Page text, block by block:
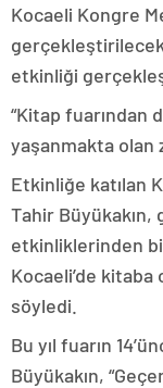
Kocaeli Kongre
etkinliği
“Kitap fuarından
yaşanmakta olan
Etkinliğe katılan
Tahir
etkinliklerinden
Kocaeli’de
söyledi.
Bu yıl fuarın
Büyükakın,